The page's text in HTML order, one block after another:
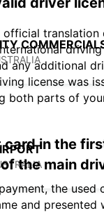
official
any additional
license was
both parts of
card in the
the main
the used
and presented